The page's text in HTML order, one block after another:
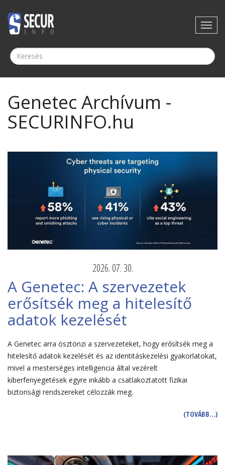
Genetec Archívum -
SECURINFO.hu
2026. 07. 30.
A Genetec: A szervezetek
erősítsék meg a hitelesítő
adatok kezelését
A Genetec arra ösztönzi a szervezeteket, hogy erősítsék meg a
hitelesítő adatok kezelését és az identitáskezelési gyakorlatokat,
mivel a mesterséges intelligencia által vezérelt
kiberfenyegetések egyre inkább a csatlakoztatott fizikai
biztonsági rendszereket célozzák meg.
(TOVÁBB…)